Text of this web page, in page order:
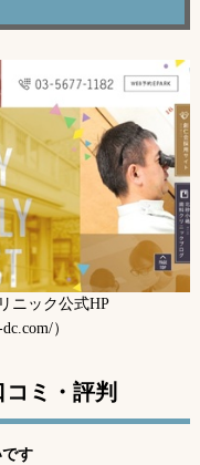
め
ニック公式HP
）
ミ・評判
す